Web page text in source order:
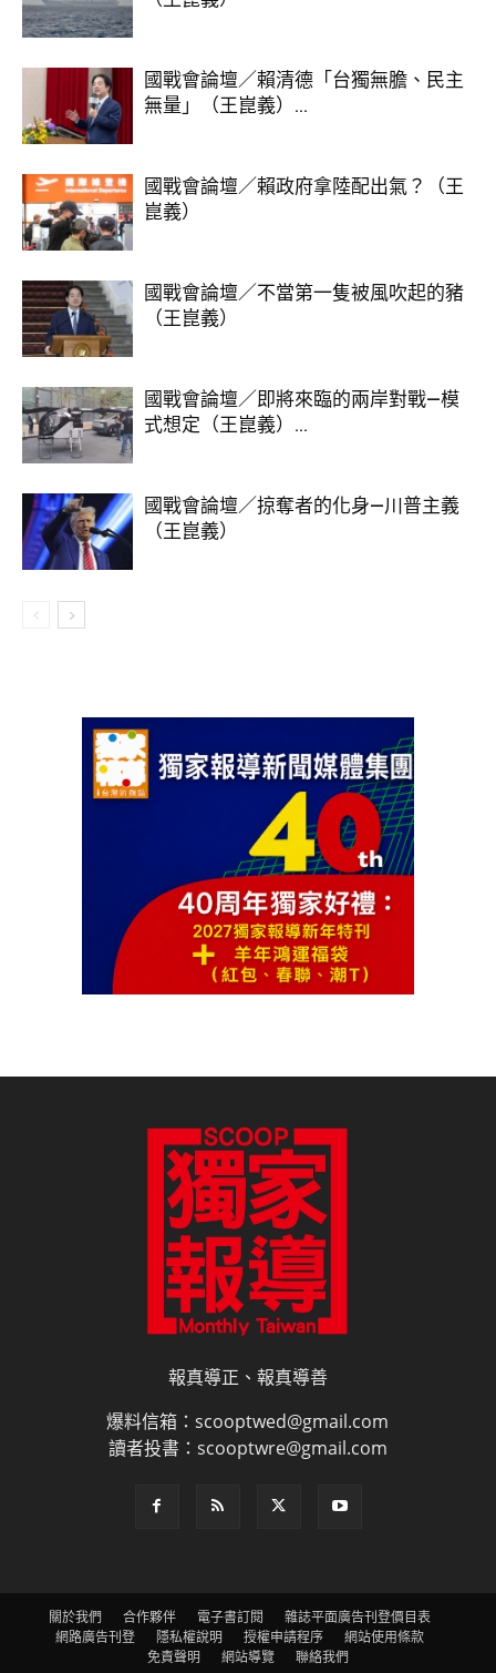
國戰會論壇／賴清德「台獨無膽、民主
無量」（王崑義）...
國戰會論壇／賴政府拿陸配出氣？（王
崑義）
國戰會論壇／不當第一隻被風吹起的豬
（王崑義）
國戰會論壇／即將來臨的兩岸對戰—模
式想定（王崑義）...
國戰會論壇／掠奪者的化身—川普主義
（王崑義）
報真導正、報真導善
爆料信箱：scooptwed@gmail.com
讀者投書：scooptwre@gmail.com
關於我們 合作夥伴 電子書訂閱
雜誌平面廣告刊登價目表
網路廣告刊登
隱私權說明 授權申請程序
網站使用條款
免責聲明
網站導覽 聯絡我們